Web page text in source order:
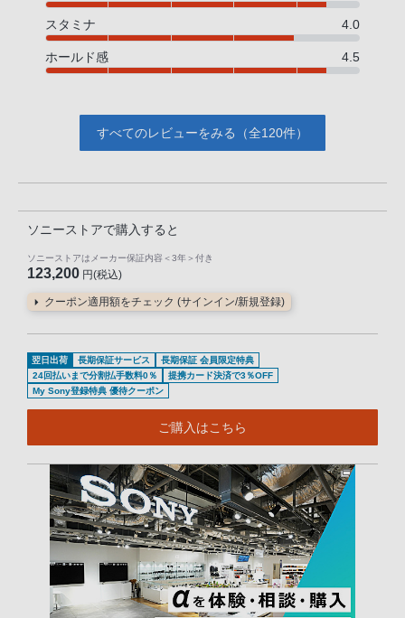
スタミナ 4.0
ホールド感 4.5
すべてのレビューをみる（全120件）
ソニーストアで購入すると
ソニーストアはメーカー保証内容 ＜3年＞ 付き
123,200 円(税込)
クーポン適用額をチェック (サインイン/新規登録)
翌日出荷 長期保証サービス
長期保証 会員限定特典
24回払いまで分割払手数料0％
提携カード決済で3％OFF
My Sony登録特典 優待クーポン
ご購入はこちら